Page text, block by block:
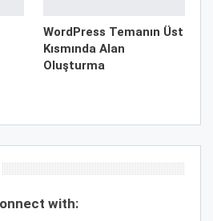
WordPress Temanın Üst
Kısmında Alan
Oluşturma
with: